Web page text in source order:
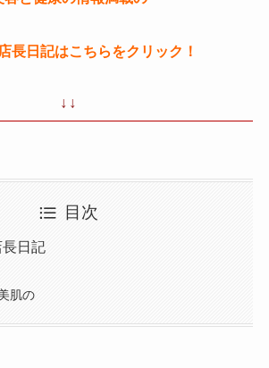
長日記はこちらをクリック！
↓↓
目次
長日記
肌の